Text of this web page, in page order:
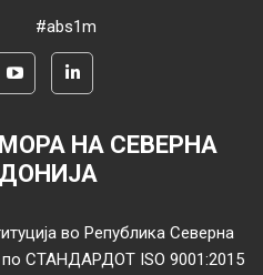
#abs1m
НА СЕВЕРНА
во Република Северна
по СТАНДАРДОТ ISO 9001:2015